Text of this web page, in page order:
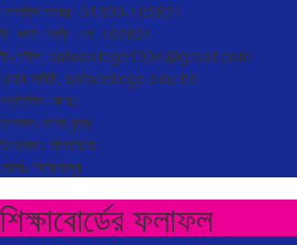
মোবাইল নম্বর: 01309-102821
ই. আই. আই. এন: 102821
ই-মেইল: safacollege1994@gmail.com
ওয়েব সাইটঃ safacollege.edu.bd
প্রতিষ্ঠান কোডঃ
ডাকঘরঃ সাফা বন্দর
উপজেলাঃ মঠবাড়িয়া
জেলাঃ পিরোজপুর
শিক্ষাবোর্ডের ফলাফল